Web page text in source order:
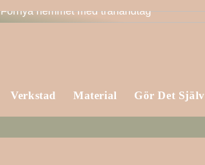
Förnya hemmet med trähandtag
Verkstad Material Gör Det Själv